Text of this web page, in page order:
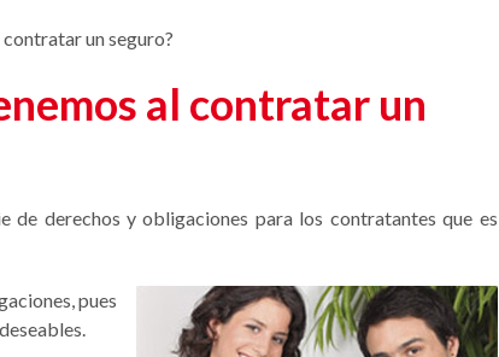
un seguro?
al contratar un
de derechos y obligaciones para los contratantes que es
pues